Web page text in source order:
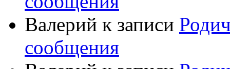
Валерий к записи
сообщения